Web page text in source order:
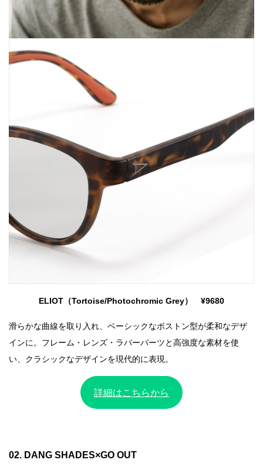
ELIOT（Tortoise/Photochromic Grey） ¥9680
滑らかな曲線を取り入れ、ベーシックなボストン型が柔和なデザ
インに。フレーム・レンズ・ラバーパーツと高強度な素材を使
い、クラシックなデザインを現代的に表現。
詳細はこちらから
02. DANG SHADES×GO OUT